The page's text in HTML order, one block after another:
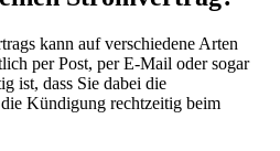
kann auf verschiedene Arten
per Post, per E-Mail oder sogar
ist, dass Sie dabei die
Kündigung rechtzeitig beim